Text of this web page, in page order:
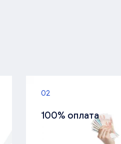
02
100% оплата